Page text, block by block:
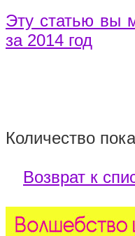
Эту статью вы
за 2014 год
Количество
Возврат к